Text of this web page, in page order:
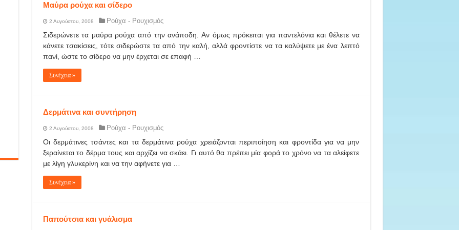
Μαύρα ρούχα και σίδερο
2 Αυγούστου, 2008 Ρούχα - Ρουχισμός
Σιδερώνετε τα μαύρα ρούχα από την ανάποδη. Αν όμως πρόκειται για παντελόνια και θέλετε να
κάνετε τσακίσεις, τότε σιδερώστε τα από την καλή, αλλά φροντίστε να τα καλύψετε με ένα λεπτό
πανί, ώστε το σίδερο να μην έρχεται σε επαφή …
Συνέχεια »
Δερμάτινα και συντήρηση
2 Αυγούστου, 2008 Ρούχα - Ρουχισμός
Οι δερμάτινες τσάντες και τα δερμάτινα ρούχα χρειάζονται περιποίηση και φροντίδα για να μην
ξεραίνεται το δέρμα τους και αρχίζει να σκάει. Γι αυτό θα πρέπει μία φορά το χρόνο να τα αλείφετε
με λίγη γλυκερίνη και να την αφήνετε για …
Συνέχεια »
Παπούτσια και γυάλισμα